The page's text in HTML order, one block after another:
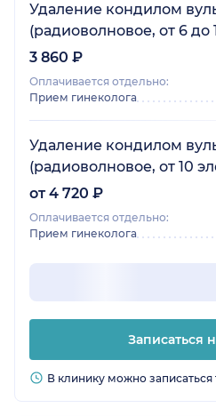
Удаление кондилом
(радиоволновое, от 6 до
3 860 ₽
Оплачивается отдельно:
Прием гинеколога
Удаление кондилом
(радиоволновое, от 10
от 4 720 ₽
Оплачивается отдельно:
Прием гинеколога
Записаться
В клинику можно